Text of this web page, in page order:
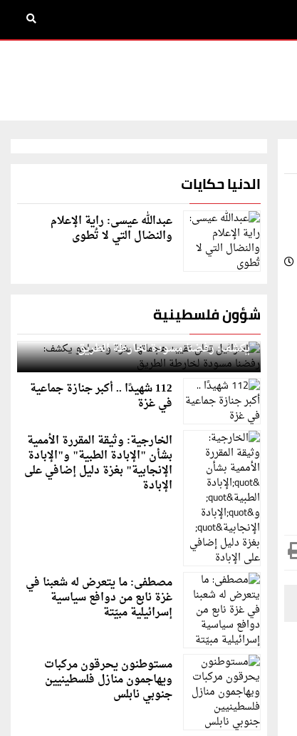
الدنيا حكايات
عبدالله عيسى: راية الإعلام
والنضال التي لا تُطوى
شؤون فلسطينية
إسرائيل تعلن تقييد هجماتها بغزة ونتنياهو
يكشف: رفضنا مسودة لخارطة الطريق
112 شهيدًا .. أكبر جنازة جماعية
في غزة
الخارجية: وثيقة المقررة الأممية
بشأن "الإبادة الطبية" و"الإبادة
الإنجابية" بغزة دليل إضافي على
الإبادة
مصطفى: ما يتعرض له شعبنا في
غزة نابع من دوافع سياسية
إسرائيلية مبيّتة
مستوطنون يحرقون مركبات
ويهاجمون منازل فلسطينيين
جنوبي نابلس